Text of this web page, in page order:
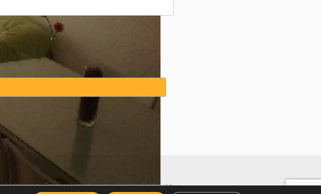
·Datenschutzhinweise·Cookies Erklärung